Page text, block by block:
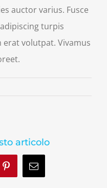
auctor varius. Fusce
turpis
volutpat. Vivamus
articolo
PinterestEmail